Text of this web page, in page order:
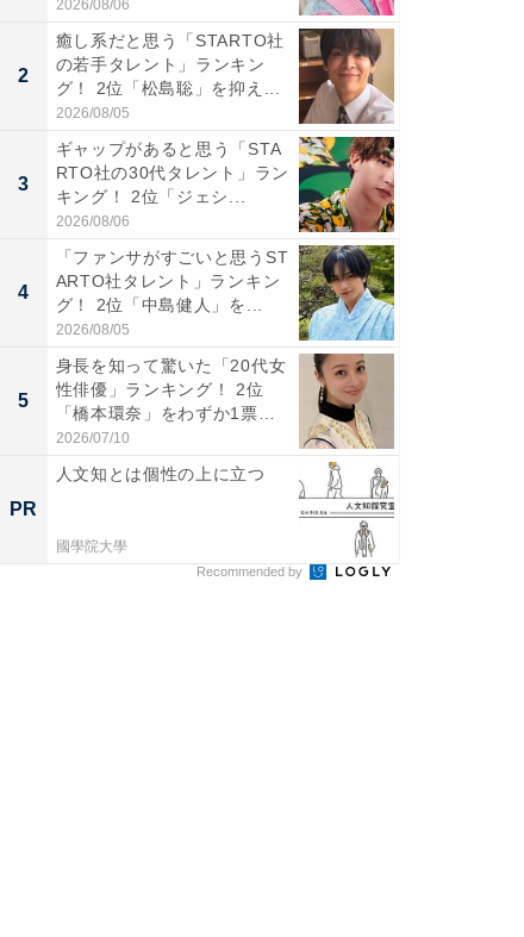
2026/08/06
2
癒し系だと思う「STARTO社
の若手タレント」ランキン
グ！ 2位「松島聡」を抑え...
2026/08/05
3
ギャップがあると思う「STA
RTO社の30代タレント」ラン
キング！ 2位「ジェシ...
2026/08/06
4
「ファンサがすごいと思うST
ARTO社タレント」ランキン
グ！ 2位「中島健人」を...
2026/08/05
5
身長を知って驚いた「20代女
性俳優」ランキング！ 2位
「橋本環奈」をわずか1票
差...
2026/07/10
PR
人文知とは個性の上に立つ
國學院大學
Recommended by